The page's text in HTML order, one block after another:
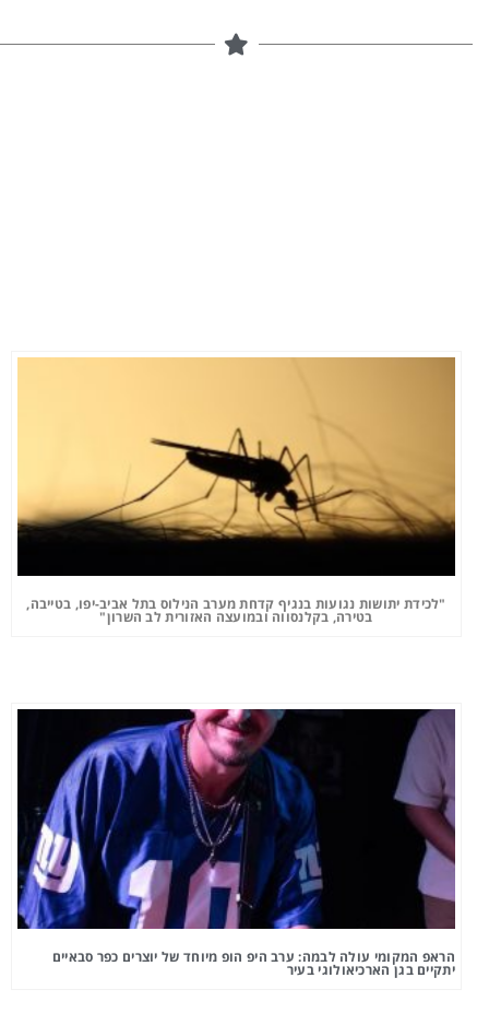
"לכידת יתושות נגועות בנגיף קדחת מערב הנילוס בתל אביב-יפו, בטייבה,
בטירה, בקלנסווה ובמועצה האזורית לב השרון"
הראפ המקומי עולה לבמה: ערב היפ הופ מיוחד של יוצרים כפר סבאיים
יתקיים בגן הארכיאולוגי בעיר